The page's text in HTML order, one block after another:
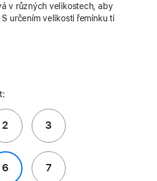
v různých velikostech, aby
určením velikosti řemínku ti
2 3
6 7